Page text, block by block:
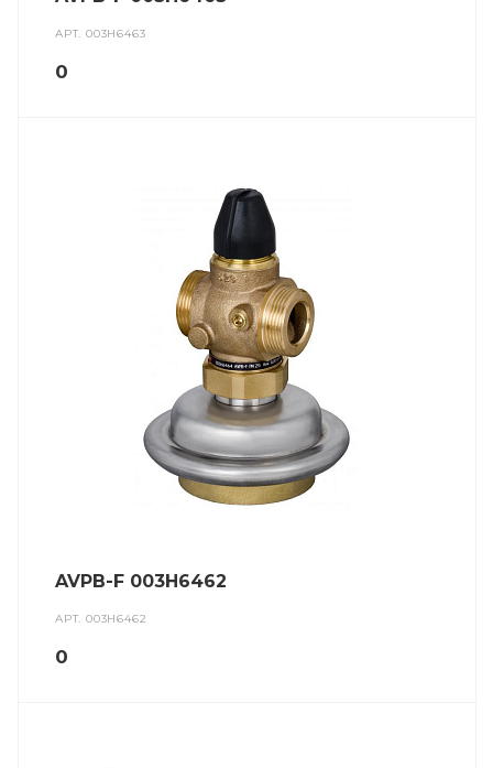
АРТ.003H6463
0
AVPB-F 003H6462
АРТ.003H6462
0